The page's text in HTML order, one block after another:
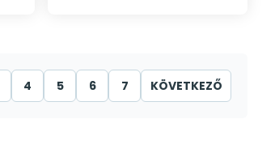
4 5 6 7 KÖVETKEZŐ